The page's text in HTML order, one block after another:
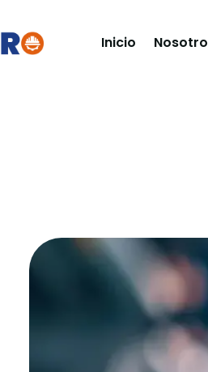
Inicio